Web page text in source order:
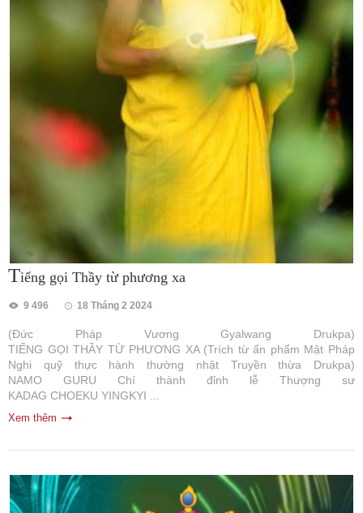
Tiếng gọi Thầy từ phương xa
9 496 18 Tháng 2 2024
(Đức Pháp Vương Gyalwang Drukpa)
TIẾNG GỌI THẦY TỪ PHƯƠNG XA (Trích từ ấn phẩm Mật Pháp
Nghi quỹ thực hành thường nhật Truyền thừa Drukpa)
NAMO GURU Chí thành đỉnh lễ Thượng sư
KADAG CHOEKU YINGKYI ...
Xem thêm